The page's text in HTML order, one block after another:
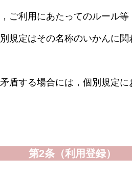
ご利用にあたってのルール
規定はその名称のいかんに
盾する場合には，個別規定
第2条（利用登録）